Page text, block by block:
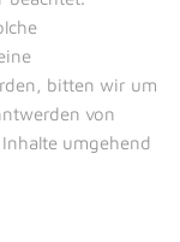
bitten wir um
von
umgehend